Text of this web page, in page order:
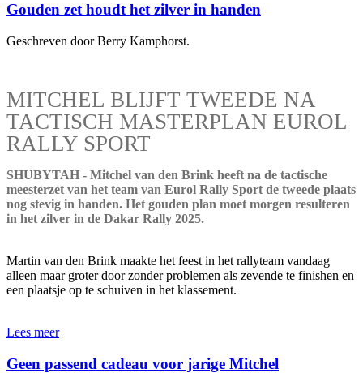
Gouden zet houdt het zilver in handen
Geschreven door Berry Kamphorst.
MITCHEL BLIJFT TWEEDE NA
TACTISCH MASTERPLAN EUROL
RALLY SPORT
SHUBYTAH - Mitchel van den Brink heeft na de tactische
meesterzet van het team van Eurol Rally Sport de tweede plaats
nog stevig in handen. Het gouden plan moet morgen resulteren
in het zilver in de Dakar Rally 2025.
Martin van den Brink maakte het feest in het rallyteam vandaag
alleen maar groter door zonder problemen als zevende te finishen en
een plaatsje op te schuiven in het klassement.
Lees meer
Geen passend cadeau voor jarige Mitchel